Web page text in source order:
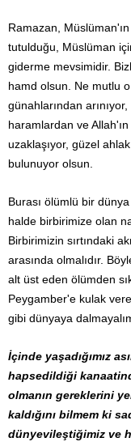
Ramazan,
tutulduğu, Müslüman
giderme mevsimidir.
hamd olsun. Ne mutlu
günahlarından
haramlardan ve
uzaklaşıyor, güzel
bulunuyor olsun.
Burası ölümlü bir
halde birbirimize olan
Birbirimizin sırtındaki
arasında olmalıdır.
alt üst eden ölümden
Peygamber'e kulak
gibi dünyaya
İçinde yaşadığımız
hapsedildiği
olmanın gereklerini
kaldığını bilmem ki
dünyevileştiğimiz ve